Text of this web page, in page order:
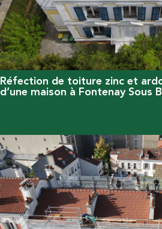
Réfection de toiture zinc et
d’une maison à Fontenay Sous